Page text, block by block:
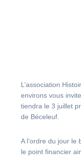
L’association
environs vous
tiendra le 3 juillet
de Béceleuf.
A l’ordre du jour le
le point financier